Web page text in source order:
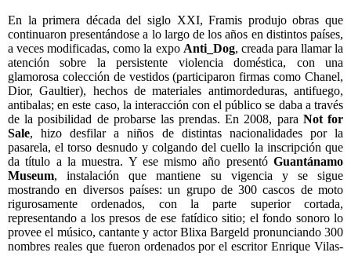
En la primera década del siglo XXI, Framis produjo obras que
continuaron presentándose a lo largo de los años en distintos países,
a veces modificadas, como la expo Anti_Dog, creada para llamar la
atención sobre la persistente violencia doméstica, con una
glamorosa colección de vestidos (participaron firmas como Chanel,
Dior, Gaultier), hechos de materiales antimordeduras, antifuego,
antibalas; en este caso, la interacción con el público se daba a través
de la posibilidad de probarse las prendas. En 2008, para Not for
Sale, hizo desfilar a niños de distintas nacionalidades por la
pasarela, el torso desnudo y colgando del cuello la inscripción que
da título a la muestra. Y ese mismo año presentó Guantánamo
Museum, instalación que mantiene su vigencia y se sigue
mostrando en diversos países: un grupo de 300 cascos de moto
rigurosamente ordenados, con la parte superior cortada,
representando a los presos de ese fatídico sitio; el fondo sonoro lo
provee el músico, cantante y actor Blixa Bargeld pronunciando 300
nombres reales que fueron ordenados por el escritor Enrique Vilas-